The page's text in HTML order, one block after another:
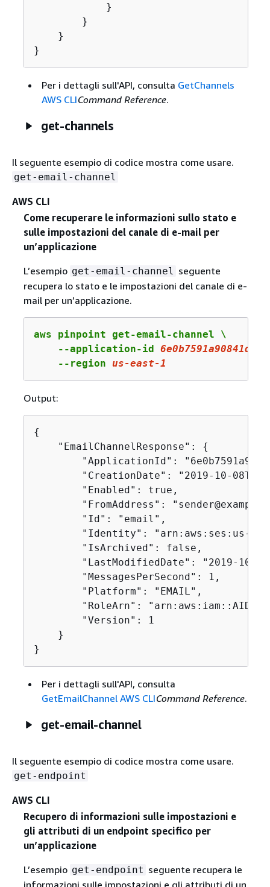
            }
        }
    }
}
Per i dettagli sull'API, consulta GetChannels
AWS CLICommand Reference.
get-channels
Il seguente esempio di codice mostra come usare.
get-email-channel
AWS CLI
Come recuperare le informazioni sullo stato e
sulle impostazioni del canale di e-mail per
un’applicazione
L’esempio get-email-channel
seguente
recupera lo stato e le impostazioni del canale di e-
mail per un’applicazione.
aws pinpoint get-email-channel \
    --application-id
    --region
us-east-1
Output:
{
    "EmailChannelResponse":
{
"ApplicationId":
"CreationDate": "2019-10-
        "Enabled": true,
"FromAddress":
        "Id": "email",
"Identity": "arn:aws:ses:us-
        "IsArchived": false,
"LastModifiedDate": "2019-10-
        "MessagesPerSecond": 1,
        "Platform": "EMAIL",
"RoleArn":
        "Version": 1
    }
}
Per i dettagli sull'API, consulta
GetEmailChannel AWS CLICommand Reference.
get-email-channel
Il seguente esempio di codice mostra come usare.
get-endpoint
AWS CLI
Recupero di informazioni sulle impostazioni e
gli attributi di un endpoint specifico per
un’applicazione
L’esempio get-endpoint seguente recupera le
informazioni sulle impostazioni e gli attributi di un